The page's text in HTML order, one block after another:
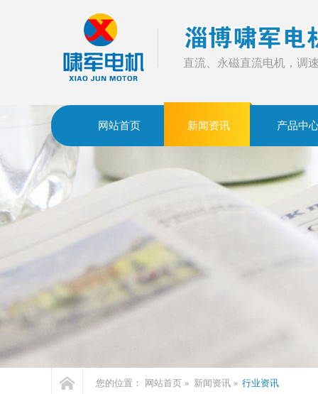
直流、永磁直流电机，调
网站首页 新闻资讯 产品中
您的位置： 网站首页 » 新闻资讯 » 行业资讯